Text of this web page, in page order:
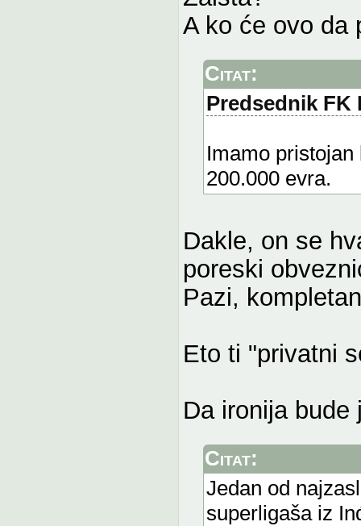
A ko će ovo da
Citat:
Predsednik FK
Imamo
200.000 evra.
Dakle, on se
poreski
Pazi,
Eto ti "privatni
Da ironija bude
Citat:
Jedan od
superligaša iz